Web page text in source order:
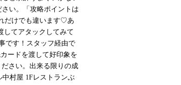
い。「攻略ポイントは
だけでも違います♡あ
してアタックしてみて
です！スタッフ経由で
ードを渡して好印象を
さい。出来る限りの成
村屋 1Fレストランぶ